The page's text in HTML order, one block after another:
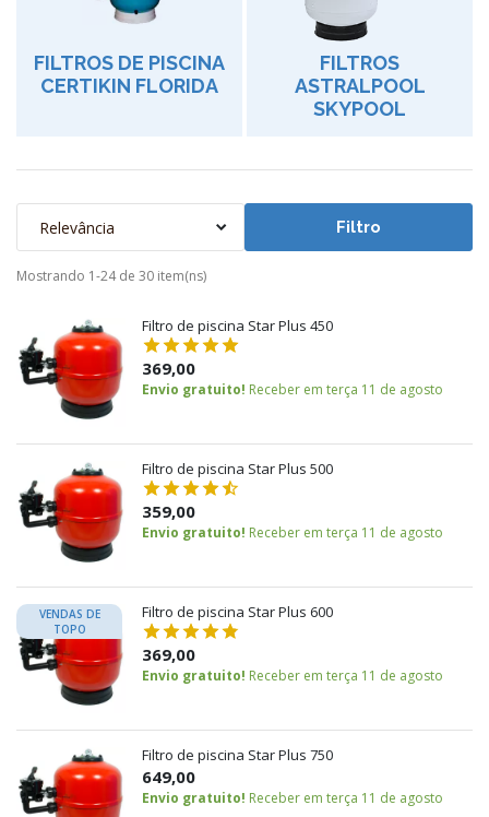
FILTROS DE PISCINA
CERTIKIN FLORIDA
FILTROS
ASTRALPOOL
SKYPOOL
Relevância Filtro
Mostrando 1-24 de 30 item(ns)
Filtro de piscina Star Plus 450
369,00
Envio gratuito! Receber em terça 11 de agosto
Filtro de piscina Star Plus 500
359,00
Envio gratuito! Receber em terça 11 de agosto
VENDAS DE
TOPO
Filtro de piscina Star Plus 600
369,00
Envio gratuito! Receber em terça 11 de agosto
Filtro de piscina Star Plus 750
649,00
Envio gratuito! Receber em terça 11 de agosto